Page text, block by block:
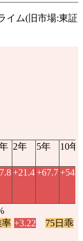
イム(旧市場:東証
2年 5年 10年
+21.4+67.7+54.8
率 +3.22
75日乖